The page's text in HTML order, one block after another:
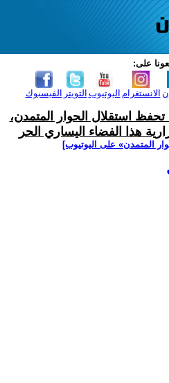
على:
الفيسبوك التويتر اليوتيوب الانستغرام
تحفظ استقلال الحوار المتمدن،
هذا الفضاء اليساري الحر
المتمدن» على اليوتيوب]